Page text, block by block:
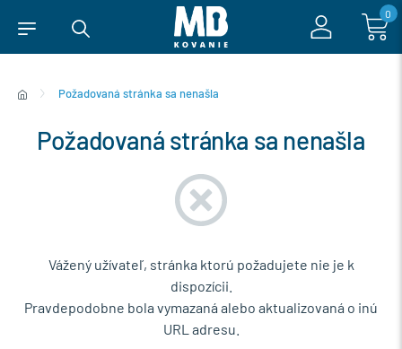
0
Požadovaná stránka sa nenašla
Požadovaná stránka sa nenašla
Vážený užívateľ, stránka ktorú požadujete nie je k
dispozícii.
Pravdepodobne bola vymazaná alebo aktualizovaná o inú
URL adresu.